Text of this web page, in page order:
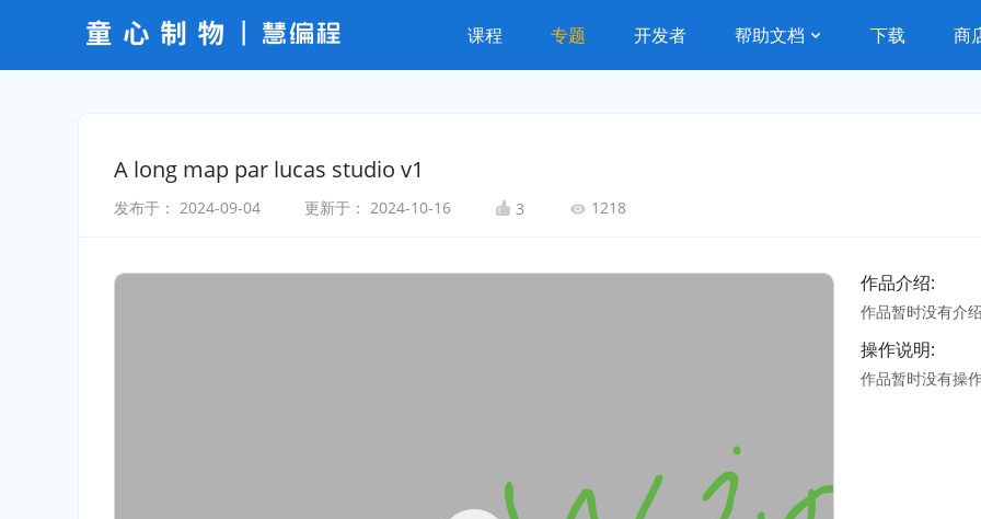
课程 专题 开发者 帮助文档 下载 商
A long map par lucas studio v1
发布于： 2024-09-04 更新于： 2024-10-16 3 1218
作品介绍:
作品暂时没有介
操作说明:
作品暂时没有操